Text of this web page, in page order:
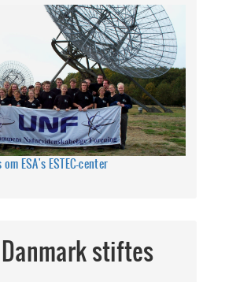
ESA's ESTEC-center
Danmark stiftes